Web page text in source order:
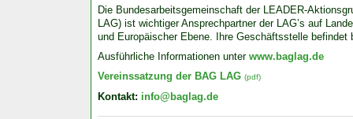
Die Bundes­arbeits­gemein­schaft der LEADER-
LAG) ist wich­tiger Ansprech­partner der LAG’s auf
und Euro­päischer Ebene. Ihre Geschäfts­stelle befindet
Ausführliche Informationen unter www.baglag.de
Vereinssatzung der BAG LAG (pdf)
Kontakt: info@baglag.de